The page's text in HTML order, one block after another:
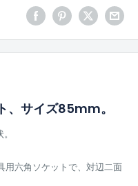
、サイズ85mm。
六角ソケットで、対辺二面